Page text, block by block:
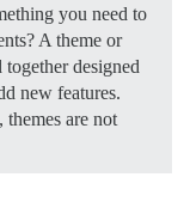
you need to
A theme or
together designed
new features.
themes are not